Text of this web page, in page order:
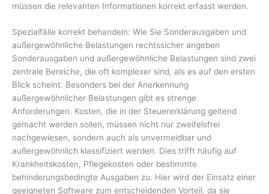
müssen die relevanten Informationen korrekt erfasst werden.
Spezialfälle korrekt behandeln: Wie Sie Sonderausgaben und
außergewöhnliche Belastungen rechtssicher angeben
Sonderausgaben und außergewöhnliche Belastungen sind zwei
zentrale Bereiche, die oft komplexer sind, als es auf den ersten
Blick scheint. Besonders bei der Anerkennung
außergewöhnlicher Belastungen gibt es strenge
Anforderungen. Kosten, die in der Steuererklärung geltend
gemacht werden sollen, müssen nicht nur zweifelsfrei
nachgewiesen, sondern auch als unvermeidbar und
außergewöhnlich klassifiziert werden. Dies trifft häufig auf
Krankheitskosten, Pflegekosten oder bestimmte
behinderungsbedingte Ausgaben zu. Hier wird der Einsatz einer
geeigneten Software zum entscheidenden Vorteil, da sie